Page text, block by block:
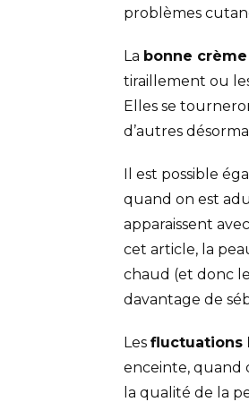
problèmes
La bonne crème
tiraillement ou
Elles se
d’autres
Il est possible
quand on est
apparaissent
cet article, la
chaud (et donc
davantage de
Les fluctuations
enceinte, quand
la qualité de la